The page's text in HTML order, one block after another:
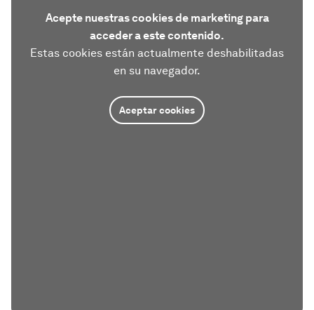
Acepte nuestras cookies de marketing para
acceder a este contenido.
Estas cookies están actualmente deshabilitadas
en su navegador.
Aceptar cookies